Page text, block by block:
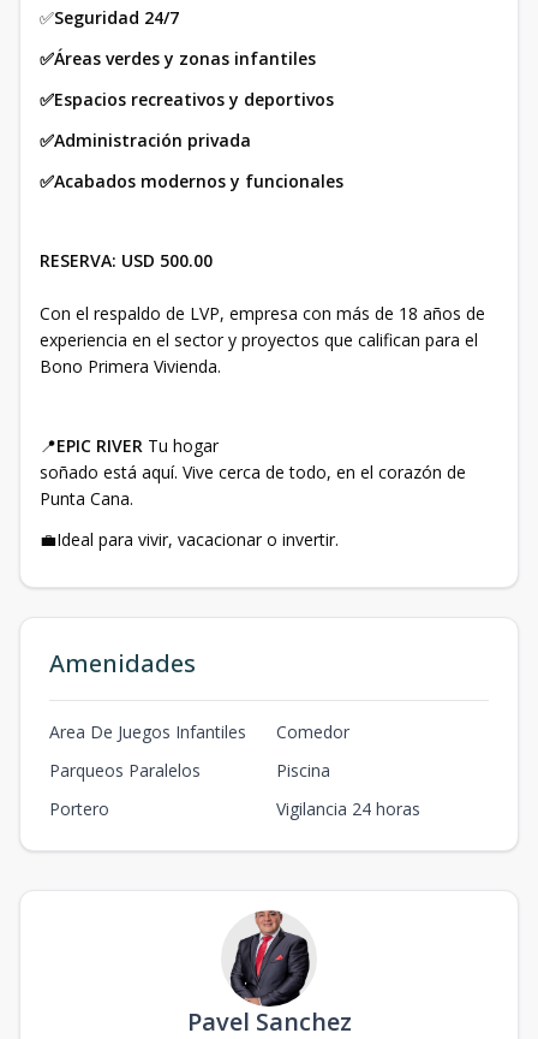
✅Seguridad 24/7
✅Áreas verdes y zonas infantiles
✅Espacios recreativos y deportivos
✅Administración privada
✅Acabados modernos y funcionales
RESERVA: USD 500.00
Con el respaldo de LVP, empresa con más de 18 años de
experiencia en el sector y proyectos que califican para el
Bono Primera Vivienda.
📍EPIC RIVER Tu hogar
soñado está aquí. Vive cerca de todo, en el corazón de
Punta Cana.
💼Ideal para vivir, vacacionar o invertir.
Amenidades
Area De Juegos Infantiles
Comedor
Parqueos Paralelos
Piscina
Portero
Vigilancia 24 horas
Pavel Sanchez